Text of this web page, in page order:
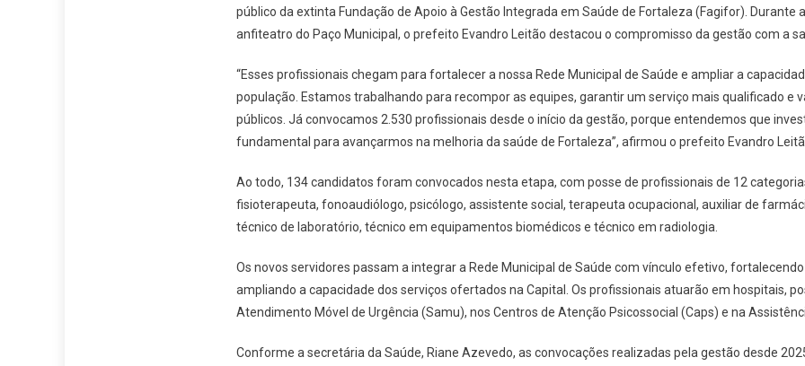
público da extinta Fundação de Apoio à Gestão Integrada em Saúde de Fortaleza (Fagifor). Durante
anfiteatro do Paço Municipal, o prefeito Evandro Leitão destacou o compromisso da gestão com a
“Esses profissionais chegam para fortalecer a nossa Rede Municipal de Saúde e ampliar a
população. Estamos trabalhando para recompor as equipes, garantir um serviço mais qualificado e
públicos. Já convocamos 2.530 profissionais desde o início da gestão, porque entendemos que
fundamental para avançarmos na melhoria da saúde de Fortaleza”, afirmou o prefeito Evandro
Ao todo, 134 candidatos foram convocados nesta etapa, com posse de profissionais de 12
fisioterapeuta, fonoaudiólogo, psicólogo, assistente social, terapeuta ocupacional, auxiliar de
técnico de laboratório, técnico em equipamentos biomédicos e técnico em radiologia.
Os novos servidores passam a integrar a Rede Municipal de Saúde com vínculo efetivo,
ampliando a capacidade dos serviços ofertados na Capital. Os profissionais atuarão em hospitais,
Atendimento Móvel de Urgência (Samu), nos Centros de Atenção Psicossocial (Caps) e na
Conforme a secretária da Saúde, Riane Azevedo, as convocações realizadas pela gestão desde